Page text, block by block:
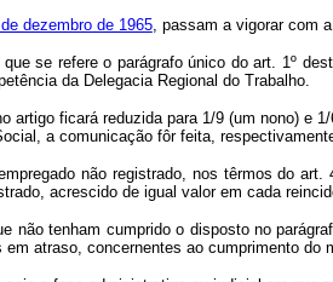
dezembro de 1965, passam a vigorar com
se refere o parágrafo único do art. 1º
da Delegacia Regional do Trabalho.
artigo ficará reduzida para 1/9 (um nono) e
a comunicação fôr feita,
não registrado, nos têrmos do
acrescido de igual valor em cada
não tenham cumprido o disposto no
atraso, concernentes ao cumprimento do